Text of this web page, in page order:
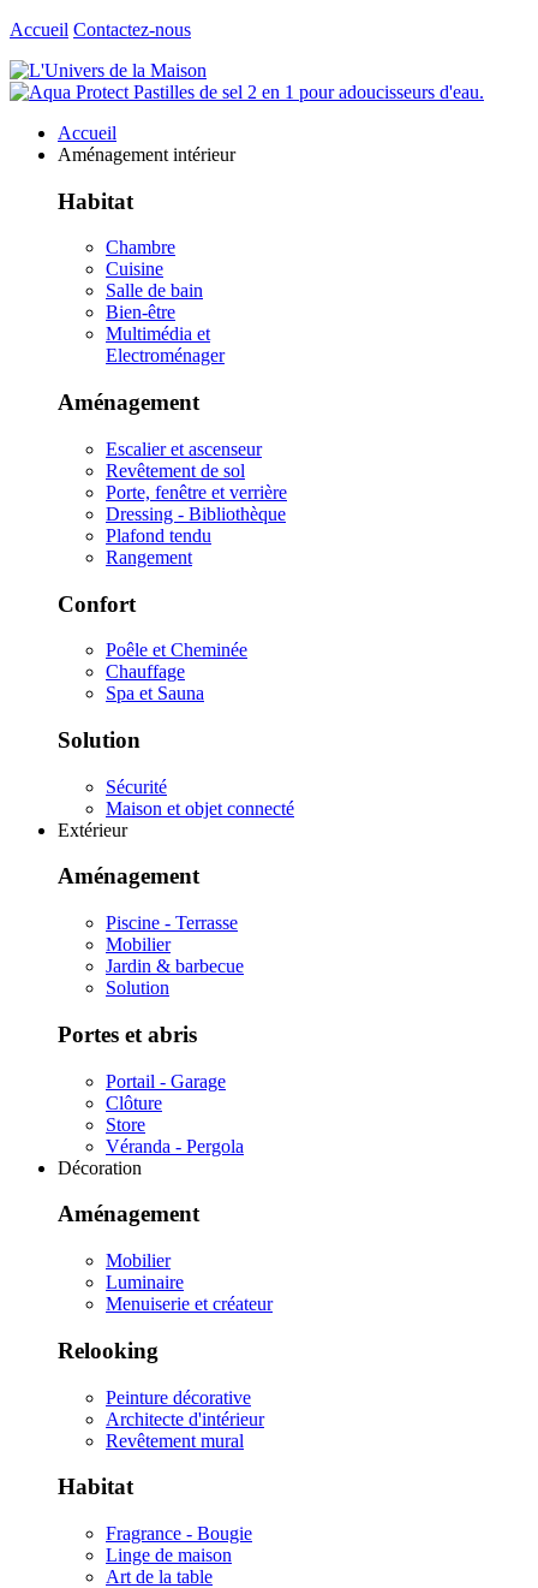
Accueil Contactez-nous
Accueil
Aménagement intérieur
Habitat
Chambre
Cuisine
Salle de bain
Bien-être
Multimédia et
Electroménager
Aménagement
Escalier et ascenseur
Revêtement de sol
Porte, fenêtre et verrière
Dressing - Bibliothèque
Plafond tendu
Rangement
Confort
Poêle et Cheminée
Chauffage
Spa et Sauna
Solution
Sécurité
Maison et objet connecté
Extérieur
Aménagement
Piscine - Terrasse
Mobilier
Jardin & barbecue
Solution
Portes et abris
Portail - Garage
Clôture
Store
Véranda - Pergola
Décoration
Aménagement
Mobilier
Luminaire
Menuiserie et créateur
Relooking
Peinture décorative
Architecte d'intérieur
Revêtement mural
Habitat
Fragrance - Bougie
Linge de maison
Art de la table